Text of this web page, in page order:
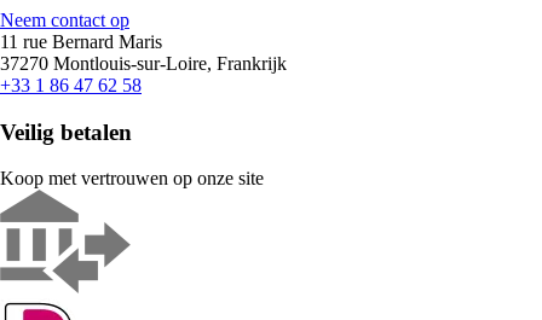
Neem contact op
11 rue Bernard Maris
37270 Montlouis-sur-Loire, Frankrijk
+33 1 86 47 62 58
Veilig betalen
Koop met vertrouwen op onze site